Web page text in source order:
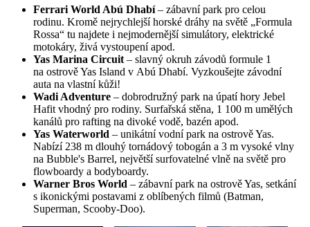
Ferrari World Abú Dhabí– zábavní park pro celou
rodinu. Kromě nejrychlejší horské dráhy na světě „Formula
Rossa“ tu najdete i nejmodernější simulátory, elektrické
motokáry, živá vystoupení apod.
Yas Marina Circuit– slavný okruh závodů formule 1
na ostrově Yas Island v Abú Dhabí. Vyzkoušejte závodní
auta na vlastní kůži!
Wadi Adventure – dobrodružný park na úpatí hory Jebel
Hafit vhodný pro rodiny. Surfařská stěna, 1 100 m umělých
kanálů pro rafting na divoké vodě, bazén apod.
Yas Waterworld – unikátní vodní park na ostrově Yas.
Nabízí 238 m dlouhý tornádový tobogán a 3 m vysoké vlny
na Bubble's Barrel, největší surfovatelné vlně na světě pro
flowboardy a bodyboardy.
Warner Bros World – zábavní park na ostrově Yas, setkání
s ikonickými postavami z oblíbených filmů (Batman,
Superman, Scooby-Doo).